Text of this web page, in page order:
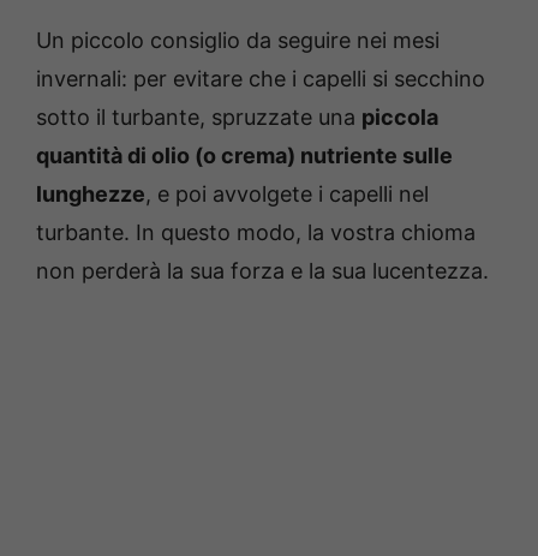
Un piccolo consiglio da seguire nei mesi
invernali: per evitare che i capelli si secchino
sotto il turbante, spruzzate una piccola
quantità di olio (o crema) nutriente sulle
lunghezze, e poi avvolgete i capelli nel
turbante. In questo modo, la vostra chioma
non perderà la sua forza e la sua lucentezza.